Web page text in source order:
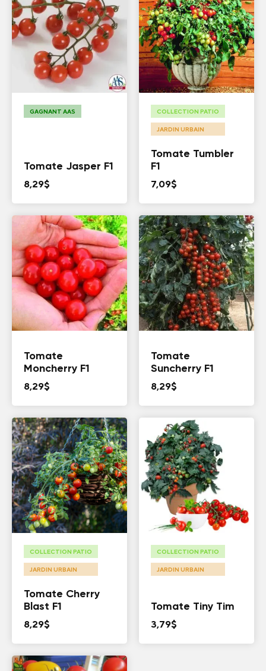
GAGNANT AAS
Tomate Jasper F1
8,29$
COLLECTION PATIO
JARDIN URBAIN
Tomate Tumbler
F1
7,09$
Tomate
Moncherry F1
8,29$
Tomate
Suncherry F1
8,29$
COLLECTION PATIO
JARDIN URBAIN
Tomate Cherry
Blast F1
8,29$
COLLECTION PATIO
JARDIN URBAIN
Tomate Tiny Tim
3,79$